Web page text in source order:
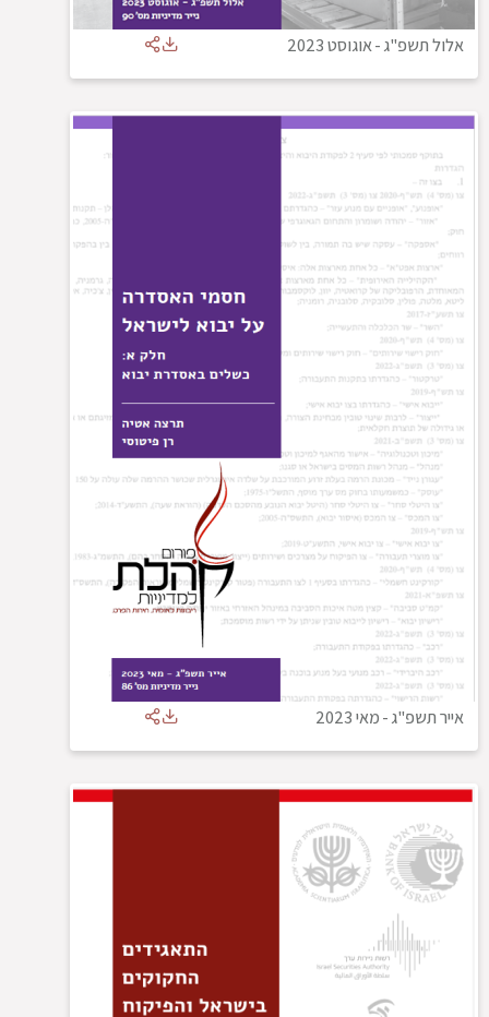
אלול תשפ"ג-אוגוסט 2023
אייר תשפ"ג-מאי 2023